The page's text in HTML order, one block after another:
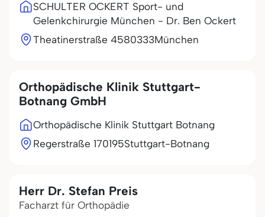
SCHULTER OCKERT Sport- und
Gelenkchirurgie München - Dr. Ben Ockert
Theatinerstraße 4580333München
Orthopädische Klinik Stuttgart-
Botnang GmbH
Orthopädische Klinik Stuttgart Botnang
Regerstraße 170195Stuttgart-Botnang
Herr Dr. Stefan Preis
Facharzt für Orthopädie